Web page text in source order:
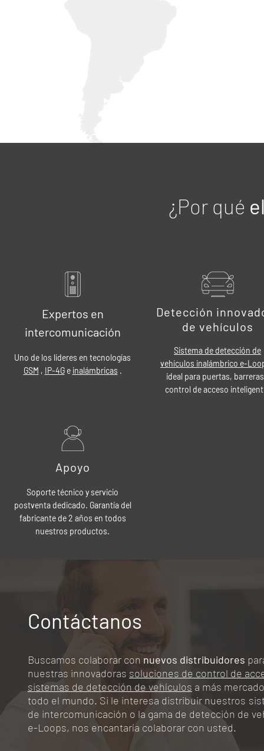
¿Por qué
Expertos en
intercomunicación
Uno de los líderes en tecnologías
GSM , IP-4Ge inalámbricas .
Detección
de vehículos
Sistema de detección de
vehículos inalámbrico e-
ideal para puertas,
control de acceso
Apoyo
Soporte técnico y servicio
postventa dedicado. Garantía del
fabricante de 2 años en todos
nuestros productos.
Contáctanos
Buscamos colaborar con nuevos distribuidores
nuestras innovadoras soluciones de control de
sistemas de detección de vehículos a más
todo el mundo. Si le interesa distribuir nuestros
de intercomunicación o la gama de detección de
e-Loops, nos encantaría colaborar con usted.